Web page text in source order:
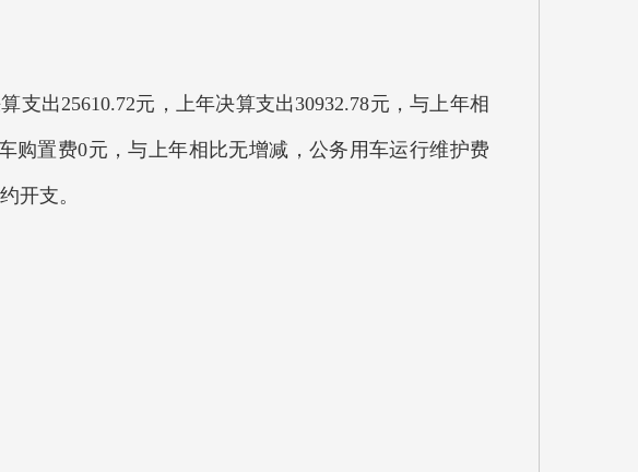
出25610.72元，上年决算支出30932.78元，与上年相
购置费0元，与上年相比无增减，公务用车运行维护费
开支。